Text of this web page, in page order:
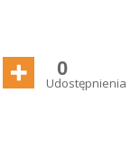
0
Udostępnienia